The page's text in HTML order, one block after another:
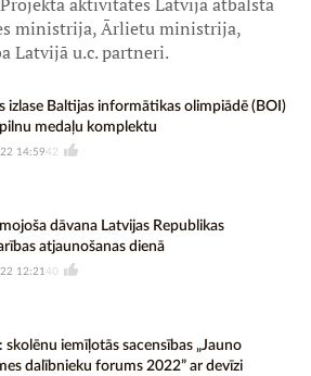
ministrija, Ārlietu ministrija,
Latvijā u.c. partneri.
izlase Baltijas informātikas olimpiādē (BOI)
medaļu komplektu
14:5942
dāvana Latvijas Republikas
atjaunošanas dienā
12:2140
skolēnu iemīļotās sacensības „Jauno
dalībnieku forums 2022” ar devīzi